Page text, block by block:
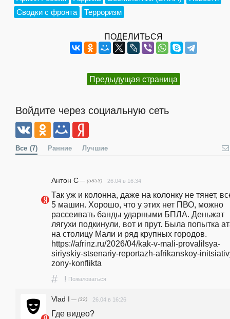
Сводки с фронта
Терроризм
ПОДЕЛИТЬСЯ
Предыдущая страница
Войдите через социальную сеть
Все (7) Ранние Лучшие
Антон С — (5853) 26.04 в 16:34
Так уж и колонна, даже на колонку не тянет,
5 машин. Хорошо, что у этих нет ПВО, можно
рассеивать банды ударными БПЛА. Деньжат
лягухи подкинули, вот и прут. Была попытка
на столицу Мали и ряд крупных городов.
https://afrinz.ru/2026/04/kak-v-mali-provalilsya-
siriyskiy-stsenariy-reportazh-afrikanskoy-
zony-konflikta
# ! Пожаловаться
Vlad I — (32) 26.04 в 16:26
Где видео?